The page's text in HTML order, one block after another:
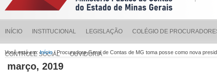
INÍCIO INSTITUCIONAL LEGISLAÇÃO COLÉGIO DE
CONTROLE SOCIAL OUVIDORIA
Você está em:Início/ Procuradora-Geral de Contas de MG toma posse como nova
março, 2019